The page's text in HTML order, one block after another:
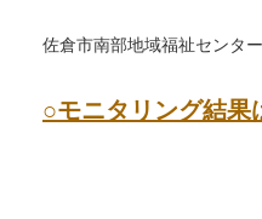
佐倉市南部地域福祉センタ
○モニタリング結